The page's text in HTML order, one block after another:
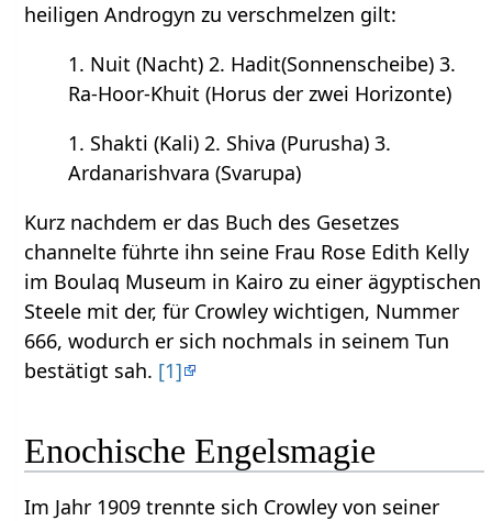
heiligen Androgyn zu verschmelzen gilt:
1. Nuit (Nacht) 2. Hadit(Sonnenscheibe) 3.
Ra-Hoor-Khuit (Horus der zwei Horizonte)
1. Shakti (Kali) 2. Shiva (Purusha) 3.
Ardanarishvara (Svarupa)
Kurz nachdem er das Buch des Gesetzes
channelte führte ihn seine Frau Rose Edith Kelly
im Boulaq Museum in Kairo zu einer ägyptischen
Steele mit der, für Crowley wichtigen, Nummer
666, wodurch er sich nochmals in seinem Tun
bestätigt sah. [1]
Enochische Engelsmagie
Im Jahr 1909 trennte sich Crowley von seiner